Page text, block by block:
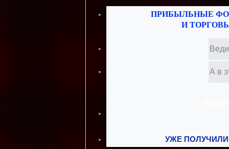
ПРИБЫЛЬНЫЕ
И
УЖЕ